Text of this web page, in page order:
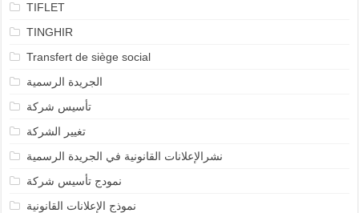
TIFLET
TINGHIR
Transfert de siège social
الجريدة الرسمية
تأسيس شركة
تغيير الشركة
نشرالإعلانات القانونية في الجريدة الرسمية
نمودج تأسيس شركة
نموذج الإعلانات القانونية